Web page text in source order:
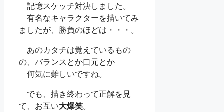
記憶スケッチ対決しました。
有名なキャラクターを描いてみ
ましたが、勝負のほどは・・・。
あのカタチは覚えているもの
の、バランスとか口元とか
何気に難しいですね。
でも、描き終わって正解を見
て、お互い大爆笑。